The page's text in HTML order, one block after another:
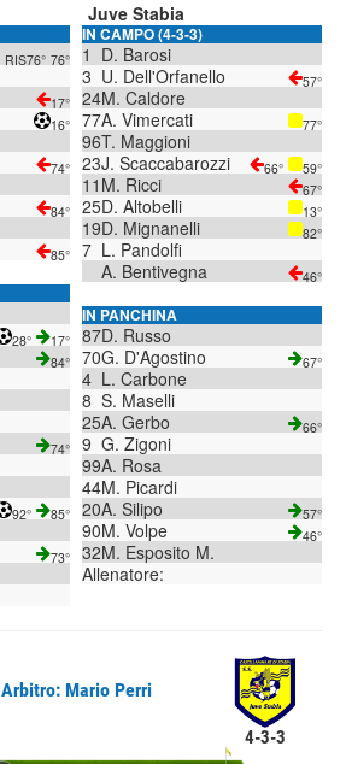
RIS76° 76°
17°
16°
74°
84°
85°
28° 17°
84°
74°
92° 85°
73°
Juve Stabia
IN CAMPO (4-3-3)
1 D. Barosi
3 U. Dell'Orfanello 57°
24M. Caldore
77A. Vimercati 77°
96T. Maggioni
23J. Scaccabarozzi 66° 59°
11 M. Ricci 67°
25D. Altobelli 13°
19D. Mignanelli 82°
7 L. Pandolfi
A. Bentivegna
46°
IN PANCHINA
87D. Russo
70G. D'Agostino 67°
4 L. Carbone
8 S. Maselli
25A. Gerbo 66°
9 G. Zigoni
99A. Rosa
44M. Picardi
20A. Silipo 57°
90M. Volpe 46°
32M. Esposito M.
Allenatore:
Arbitro: Mario Perri
4-3-3